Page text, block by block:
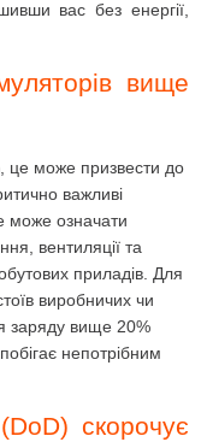
вас без енергії,
вище
це може призвести до
важливі
може означати
вентиляції та
приладів. Для
виробничих чи
заряду вище 20%
непотрібним
скорочує